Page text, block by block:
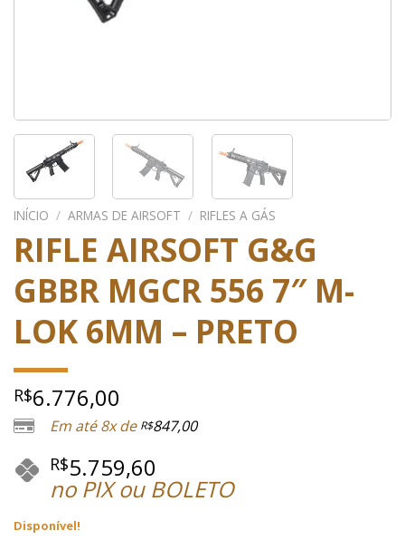
INÍCIO / ARMAS DE AIRSOFT / RIFLES A GÁS
RIFLE AIRSOFT G&G
GBBR MGCR 556 7″ M-
LOK 6MM – PRETO
R$6.776,00
Em até 8x de R$847,00
R$5.759,60
no PIX ou BOLETO
Disponível!